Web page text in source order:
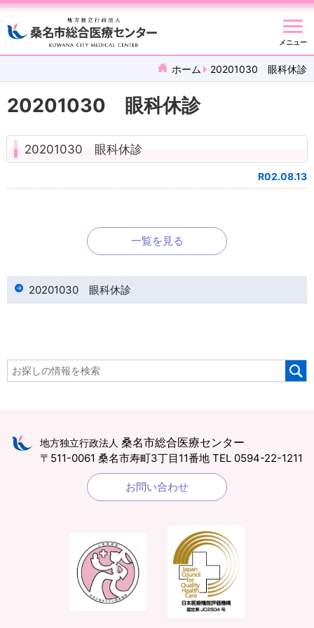
メニュー
ホーム 20201030 眼科休診
20201030 眼科休診
20201030 眼科休診
R02.08.13
一覧を見る
20201030 眼科休診
地方独立行政法人 桑名市総合医療センター
〒511-0061 桑名市寿町3丁目11番地 TEL 0594-22-1211
お問い合わせ